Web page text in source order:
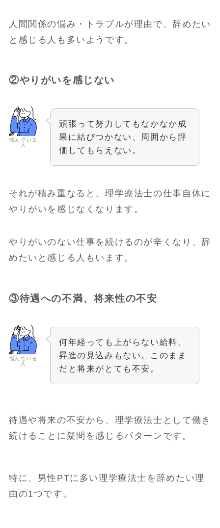
人間関係の悩み・トラブルが理由で、辞めたい
と感じる人も多いようです。
②やりがいを感じない
悩んでいる
人
頑張って努力してもなかなか成
果に結びつかない、周囲から評
価してもらえない。
それが積み重なると、理学療法士の仕事自体に
やりがいを感じなくなります。
やりがいのない仕事を続けるのが辛くなり、辞
めたいと感じる人もいます。
③待遇への不満、将来性の不安
悩んでいる
人
何年経っても上がらない給料、
昇進の見込みもない。このまま
だと将来がとても不安。
待遇や将来の不安から、理学療法士として働き
続けることに疑問を感じるパターンです。
特に、男性PTに多い理学療法士を辞めたい理
由の1つです。